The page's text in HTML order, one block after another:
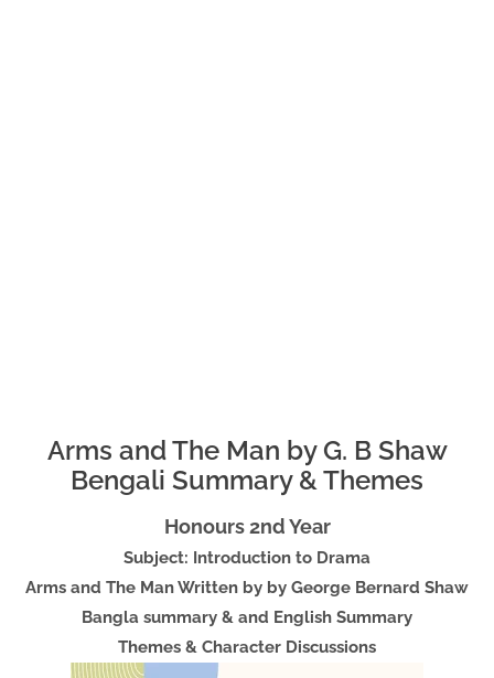
Arms and The Man by G. B Shaw
Bengali Summary & Themes
Honours 2nd Year
Subject: Introduction to Drama
Arms and The Man Written by by George Bernard Shaw
Bangla summary & and English Summary
Themes & Character Discussions